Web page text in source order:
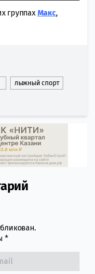
группах Макс,
лыжный спорт
*